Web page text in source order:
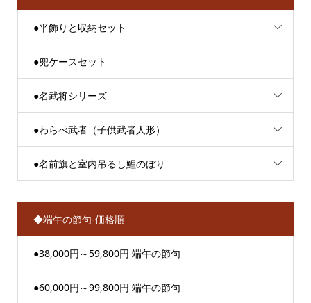
●平飾りと収納セット
●兜ケースセット
●名武将シリーズ
●わらべ武者（子供武者人形）
●名前旗と室内吊るし鯉のぼり
◆端午の節句-価格順
●38,000円～59,800円 端午の節句
●60,000円～99,800円 端午の節句